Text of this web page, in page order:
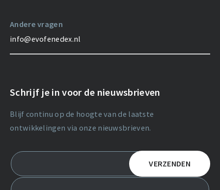
Andere vragen
info@evofenedex.nl
Schrijf je in voor de nieuwsbrieven
Blijf continu op de hoogte van de laatste
ontwikkelingen via onze nieuwsbrieven.